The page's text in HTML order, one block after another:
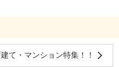
て・マンション特集！！